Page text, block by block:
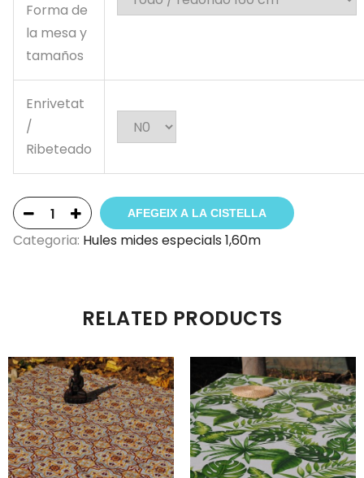
Forma de
la mesa y
tamaños
Enrivetat
/
Ribeteado
AFEGEIX A LA CISTELLA
Categoria: Hules mides especials 1,60m
RELATED PRODUCTS